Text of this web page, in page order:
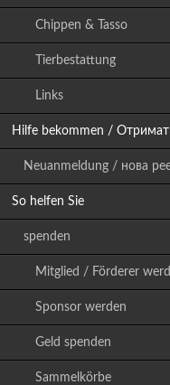
Chippen & Tasso
Tierbestattung
Links
Hilfe bekommen /
Neuanmeldung / нова
So helfen Sie
spenden
Mitglied / Förderer
Sponsor werden
Geld spenden
Sammelkörbe